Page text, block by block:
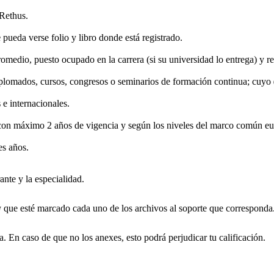
verse folio y libro donde está registrado.
puesto ocupado en la carrera (si su universidad lo entrega) y
cursos, congresos o seminarios de formación continua;
internacionales.
máximo 2 años de vigencia y según los niveles del marco común
años.
y la especialidad.
esté marcado cada uno de los archivos al soporte que corresponda.
En caso de que no los anexes, esto podrá perjudicar tu calificación.